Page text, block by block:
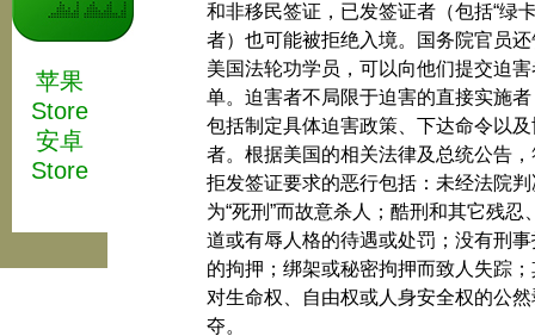
苹果
Store
安卓
Store
和非移民签证，已发签证者（包括“绿
者）也可能被拒绝入境。国务院官员还
美国法轮功学员，可以向他们提交迫害
单。迫害者不局限于迫害的直接实施者
包括制定具体迫害政策、下达命令以及
者。根据美国的相关法律及总统公告，
拒发签证要求的恶行包括：未经法院判
为“死刑”而故意杀人；酷刑和其它残忍
道或有辱人格的待遇或处罚；没有刑事
的拘押；绑架或秘密拘押而致人失踪；
对生命权、自由权或人身安全权的公然
夺。